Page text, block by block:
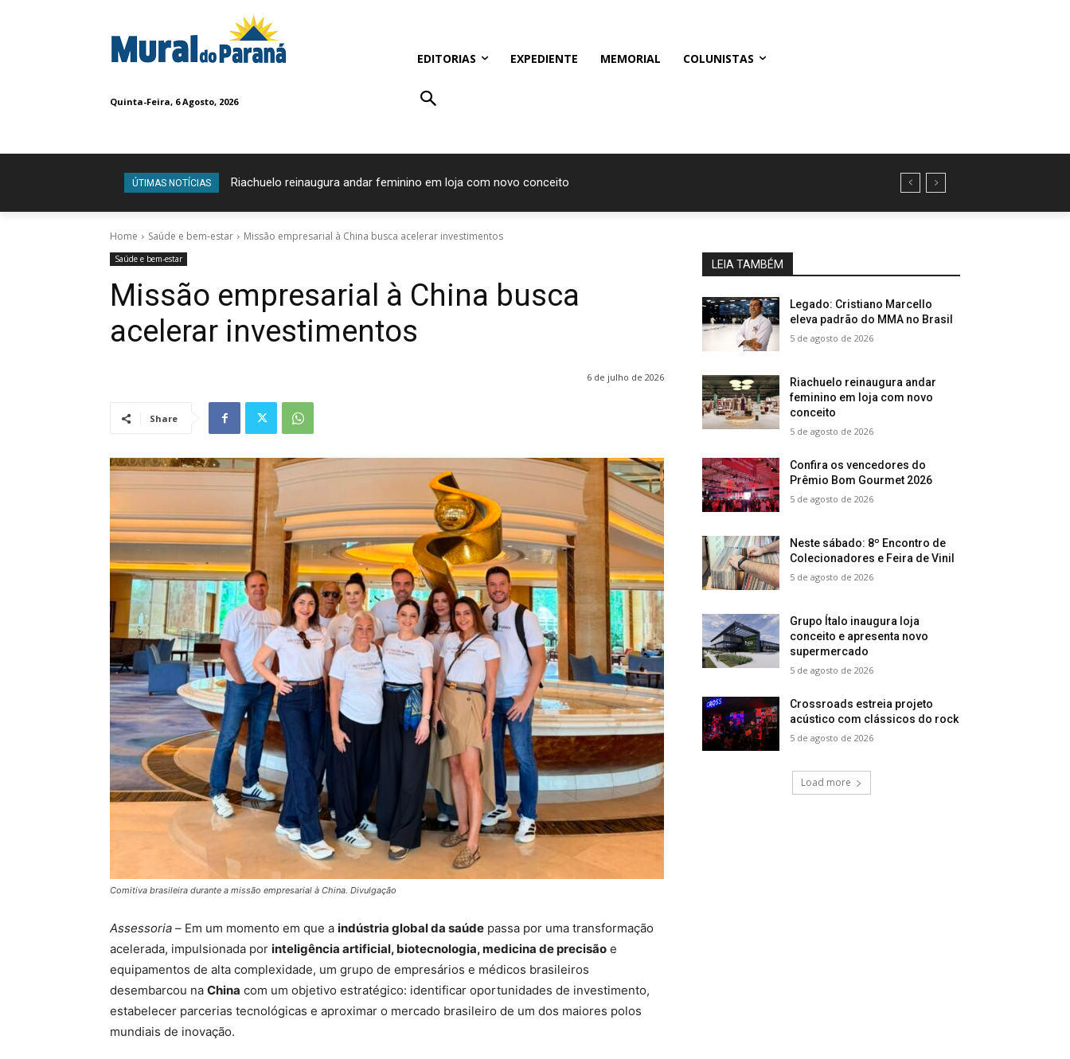
Quinta-Feira, 6 Agosto, 2026
EDITORIAS EXPEDIENTE MEMORIAL COLUNISTAS
ÚTIMAS NOTÍCIAS Riachuelo reinaugura andar feminino em loja com novo conceito
Confira os vencedores do Prêmio Bom Gourmet 2026
Home Saúde e bem-estar Missão empresarial à China busca acelerar investimentos
Saúde e bem-estar
Missão empresarial à China busca
acelerar investimentos
6 de julho de 2026
Share
Comitiva brasileira durante a missão empresarial à China. Divulgação
Assessoria – Em um momento em que a indústria global da saúde passa por uma transformação
acelerada, impulsionada por inteligência artificial, biotecnologia, medicina de precisão e
equipamentos de alta complexidade, um grupo de empresários e médicos brasileiros
desembarcou na China com um objetivo estratégico: identificar oportunidades de investimento,
estabelecer parcerias tecnológicas e aproximar o mercado brasileiro de um dos maiores polos
mundiais de inovação.
LEIA TAMBÉM
Legado: Cristiano Marcello
eleva padrão do MMA no Brasil
5 de agosto de 2026
Riachuelo reinaugura andar
feminino em loja com novo
conceito
5 de agosto de 2026
Confira os vencedores do
Prêmio Bom Gourmet 2026
5 de agosto de 2026
Neste sábado: 8º Encontro de
Colecionadores e Feira de Vinil
5 de agosto de 2026
Grupo Ítalo inaugura loja
conceito e apresenta novo
supermercado
5 de agosto de 2026
Crossroads estreia projeto
acústico com clássicos do rock
5 de agosto de 2026
Load more